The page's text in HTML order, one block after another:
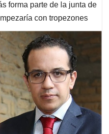
forma parte de la junta de
con tropezones